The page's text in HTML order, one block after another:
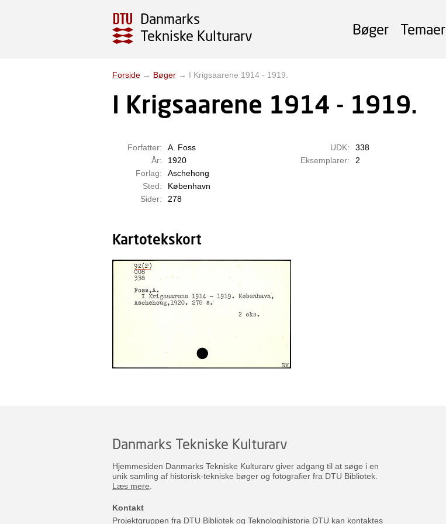
Danmarks
Tekniske Kulturarv
Bøger Temaer
Forside → Bøger → I Krigsaarene 1914 - 1919.
I Krigsaarene 1914 - 1919.
Forfatter:
A. Foss
År:
1920
Forlag:
Aschehong
Sted:
København
Sider:
278
UDK:
338
Eksemplarer:
2
Kartotekskort
Danmarks Tekniske Kulturarv
Hjemmesiden Danmarks Tekniske Kulturarv giver adgang til at søge i en
unik samling af historisk-tekniske bøger og fotografier fra DTU Bibliotek.
Læs mere
Kontakt
Projektgruppen fra DTU Bibliotek og Teknologihistorie DTU kan kontaktes